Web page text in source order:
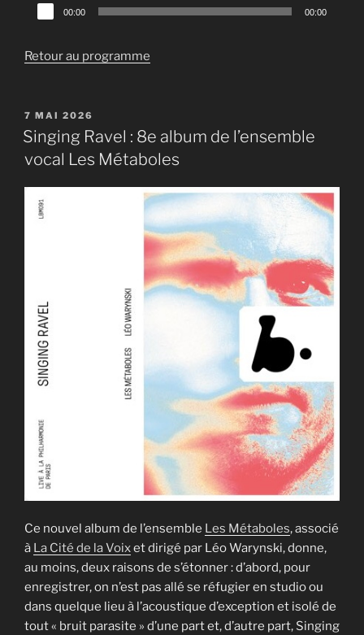
Lecteur
audio
00:00 00:00
Retour au programme
PUBLIÉ
LE
7 MAI 2026
Singing Ravel : 8e album de l’ensemble
vocal Les Métaboles
Ce nouvel album de l’ensemble Les Métaboles, associé
à La Cité de la Voixet dirigé par Léo Warynski, donne,
au moins, deux raisons de s’étonner : d’abord, pour
enregistrer, on n’est pas allé se réfugier en studio ou
dans quelque lieu à l’acoustique d’exception et isolé de
tout « bruit parasite » d’une part et, d’autre part, Singing